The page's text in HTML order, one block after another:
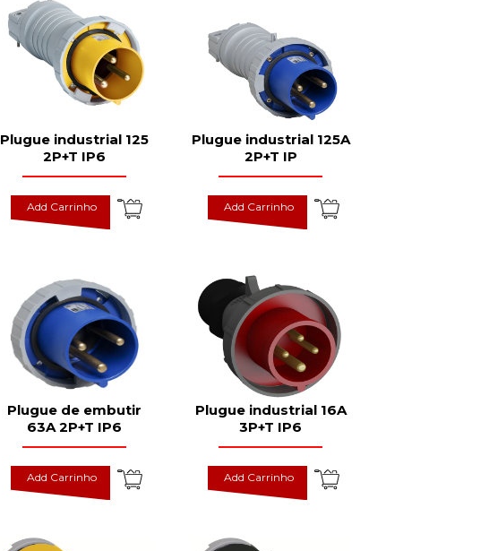
Plugue industrial 125
2P+T IP6
Add Carrinho
Plugue industrial 125A
2P+T IP
Add Carrinho
Plugue de embutir
63A 2P+T IP6
Add Carrinho
Plugue industrial 16A
3P+T IP6
Add Carrinho